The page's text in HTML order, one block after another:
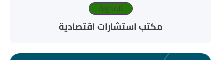
المدونة
مكتب استشارات اقتصادية